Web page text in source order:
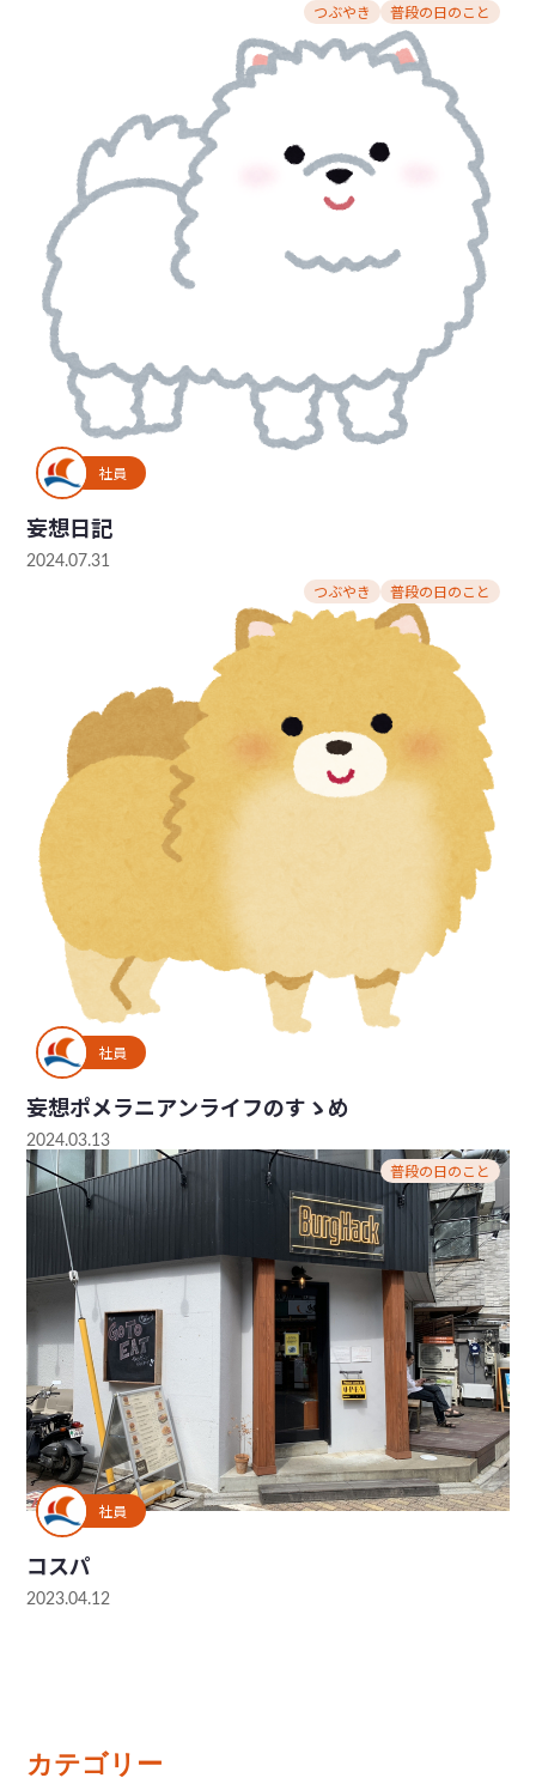
つぶやき 普段の日のこと
社員
妄想日記
2024.07.31
つぶやき 普段の日のこと
社員
妄想ポメラニアンライフのすゝめ
2024.03.13
普段の日のこと
社員
コスパ
2023.04.12
カテゴリー